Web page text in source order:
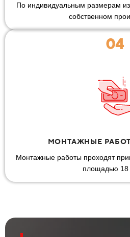
По индивидуальным размерам
собственном
04
МОНТАЖНЫЕ
Монтажные работы проходят
площадью 18